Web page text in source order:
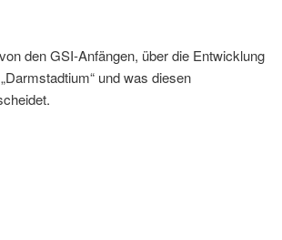
den GSI-Anfängen, über die Entwicklung
und was diesen